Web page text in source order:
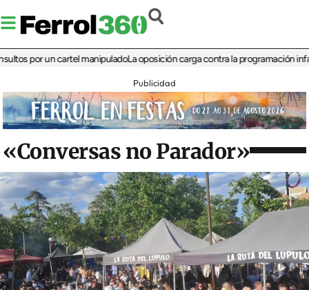
un cartel manipuladoLa oposición carga contra la programación infantil
Publicidad
«Conversas no Parador»